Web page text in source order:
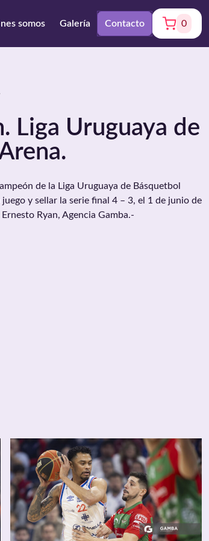
somos Galería Contacto 0
Liga Uruguaya de
de la Liga Uruguaya de Básquetbol
y sellar la serie final 4 – 3, el 1 de junio de
Ryan, Agencia Gamba.-